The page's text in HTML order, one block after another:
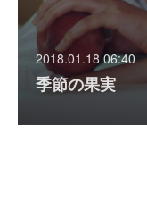
2018.01.18 06:40
季節の果実